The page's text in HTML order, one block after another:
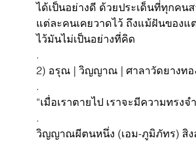
ได้เป็นอย่างดี ด้วยประเด็นที่ทุกคน
แต่ละคนเคยวาดไว้ ถึงแม้ฝันของ
ไว้มันไม่เป็นอย่างที่คิด
.
2) อรุณ | วิญญาณ | ศาลาวัดยางทอ
.
“เมื่อเราตายไป เราจะมีความทรงจ
.
วิญญาณผีตนหนึ่ง (เอม-ภูมิภัทร) สิง